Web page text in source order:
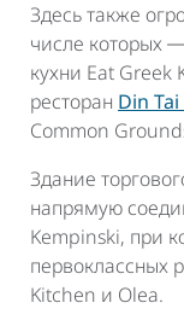
Здесь также
числе которых
кухни Eat Greek
ресторан Din
Common
Здание
напрямую
Kempinski, при
первоклассных
Kitchen и Olea.